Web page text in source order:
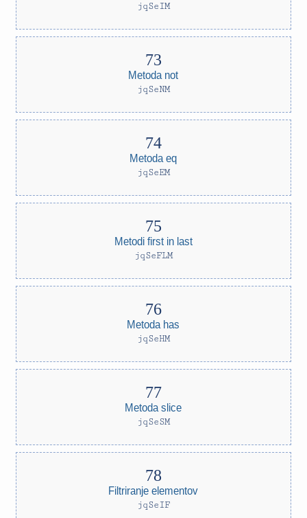
jqSeIM
Metoda not
jqSeNM
Metoda eq
jqSeEM
Metodi first in last
jqSeFLM
Metoda has
jqSeHM
Metoda slice
jqSeSM
Filtriranje elementov
jqSeIF